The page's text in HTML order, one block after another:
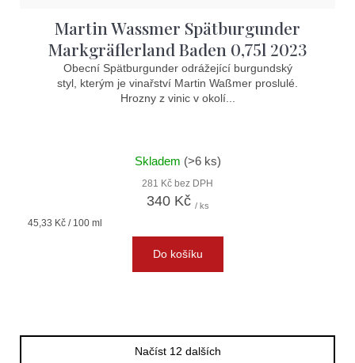
Martin Wassmer Spätburgunder
Markgräflerland Baden 0,75l 2023
Obecní Spätburgunder odrážející burgundský
styl, kterým je vinařství Martin Waßmer proslulé.
Hrozny z vinic v okolí...
Skladem (>6 ks)
281 Kč bez DPH
340 Kč / ks
Měrná
45,33 Kč / 100 ml
Do košíku
Načíst 12 dalších